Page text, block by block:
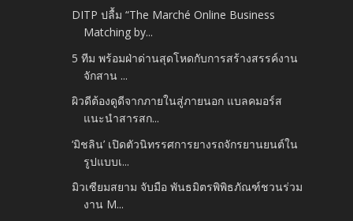
DITP ปลื้ม “The Marché Online Business
Matching by...
5 ทีม พร้อมฝ่าด่านสุดโหดกับการสร้างสรรค์งาน
จักสาน ...
ผิวดีต้องดูดีจากภายในสู่ภายนอก แบลคมอร์ส
แนะนำสารสก...
‘มิชลิน’ เปิดตัวนิทรรศการยางรถจักรยานยนต์ใน
รูปแบบเ...
มิวเซียมสยาม จับมือ พันธมิตรพิพิธภัณฑ์ชวนร่วม
งาน M...